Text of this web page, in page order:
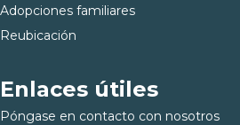
Adopciones familiares
Reubicación
Enlaces útiles
Póngase en contacto con nosotros